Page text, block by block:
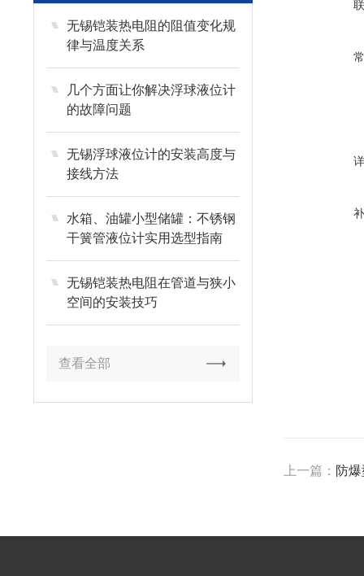
无锡铠装热电阻的阻值变化规
律与温度关系
几个方面让你解决浮球液位计
的故障问题
无锡浮球液位计的安装高度与
接线方法
水箱、油罐小型储罐：不锈钢
干簧管液位计实用选型指南
无锡铠装热电阻在管道与狭小
空间的安装技巧
查看全部
上一篇： 防爆